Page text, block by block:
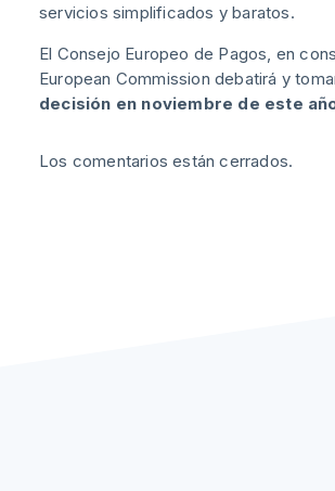
servicios simplificados y baratos.
El Consejo Europeo de Pagos, en
European Commission debatirá y
decisión en noviembre de este
Los comentarios están cerrados.